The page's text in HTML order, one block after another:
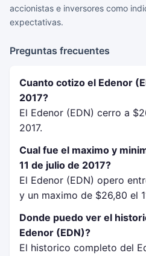
accionistas e inversores como
expectativas.
Preguntas frecuentes
Cuanto cotizo el Edenor
2017?
El Edenor (EDN) cerro a
2017.
Cual fue el maximo y
11 de julio de 2017?
El Edenor (EDN) opero
y un maximo de $26,80 el
Donde puedo ver el
Edenor (EDN)?
El historico completo del